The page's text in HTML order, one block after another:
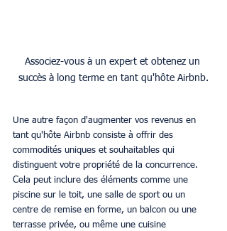
Associez-vous à un expert et obtenez un
succès à long terme en tant qu'hôte Airbnb.
Une autre façon d'augmenter vos revenus en
tant qu'hôte Airbnb consiste à offrir des
commodités uniques et souhaitables qui
distinguent votre propriété de la concurrence.
Cela peut inclure des éléments comme une
piscine sur le toit, une salle de sport ou un
centre de remise en forme, un balcon ou une
terrasse privée, ou même une cuisine